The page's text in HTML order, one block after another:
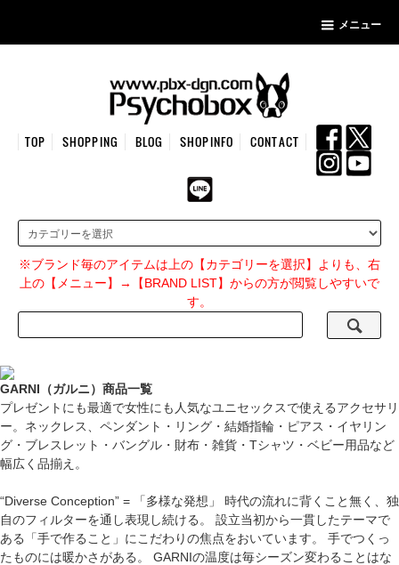
メニュー
TOP SHOPPING BLOG SHOPINFO CONTACT
※ブランド毎のアイテムは上の【カテゴリーを選択】よりも、右
上の【メニュー】→【BRAND LIST】からの方が閲覧しやすいで
す。
GARNI（ガルニ）商品一覧
プレゼントにも最適で女性にも人気なユニセックスで使えるアクセサリ
ー。ネックレス、ペンダント・リング・結婚指輪・ピアス・イヤリン
グ・ブレスレット・バングル・財布・雑貨・Tシャツ・ベビー用品など
幅広く品揃え。
“Diverse Conception” = 「多様な発想」 時代の流れに背くこと無く、独
自のフィルターを通し表現し続ける。 設立当初から一貫したテーマで
ある「手で作ること」にこだわりの焦点をおいています。 手でつくっ
たものには暖かさがある。 GARNIの温度は毎シーズン変わることはな